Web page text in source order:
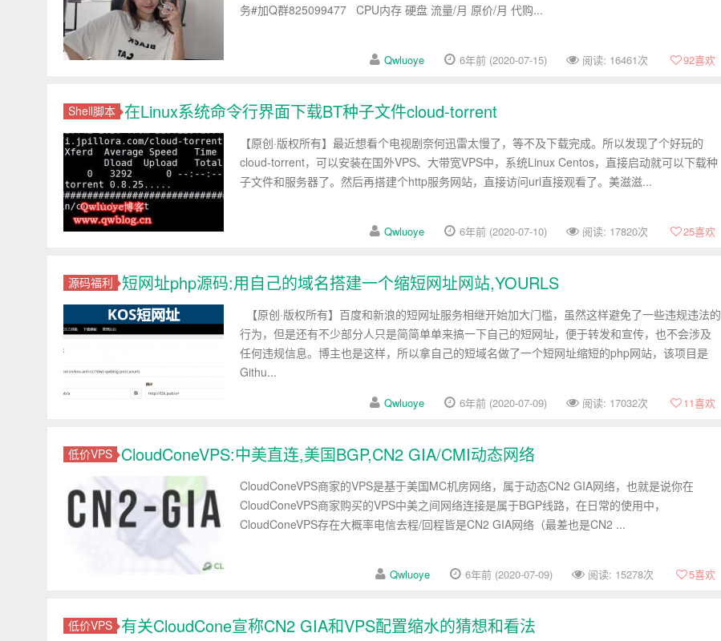
务#加Q群825099477 CPU内存 硬盘 流量/月 原价/月 代购...
Qwluoye 6年前 (2020-07-15) 阅读: 16461次 92喜欢
Shell脚本 在Linux系统命令行界面下载BT种子文件cloud-torrent
【原创·版权所有】最近想看个电视剧奈何迅雷太慢了，等不及下载完成。所以发现了个好玩的
cloud-torrent，可以安装在国外VPS、大带宽VPS中，系统Linux Centos，直接启动就可以下载种
子文件和服务器了。然后再搭建个http服务网站，直接访问url直接观看了。美滋滋...
Qwluoye 6年前 (2020-07-10) 阅读: 17820次 25喜欢
源码福利 短网址php源码:用自己的域名搭建一个缩短网址网站,YOURLS
【原创·版权所有】百度和新浪的短网址服务相继开始加大门槛，虽然这样避免了一些违规违法的
行为，但是还有不少部分人只是简简单单来搞一下自己的短网址，便于转发和宣传，也不会涉及
任何违规信息。博主也是这样，所以拿自己的短域名做了一个短网址缩短的php网站，该项目是
Githu...
Qwluoye 6年前 (2020-07-09) 阅读: 17032次 11喜欢
低价VPS CloudConeVPS:中美直连,美国BGP,CN2 GIA/CMI动态网络
CloudConeVPS商家的VPS是基于美国MC机房网络，属于动态CN2 GIA网络，也就是说你在
CloudConeVPS商家购买的VPS中美之间网络连接是属于BGP线路，在日常的使用中，
CloudConeVPS存在大概率电信去程/回程皆是CN2 GIA网络（最差也是CN2 ...
Qwluoye 6年前 (2020-07-09) 阅读: 15278次 5喜欢
低价VPS 有关CloudCone宣称CN2 GIA和VPS配置缩水的猜想和看法